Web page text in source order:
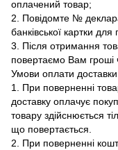
оплачений товар;
2. Повідомте №
банківської картки
3. Після отримання
повертаємо Вам гроші
Умови оплати
1. При поверненні
доставку оплачує
товару здійснюється
що повертається.
2. При поверненні